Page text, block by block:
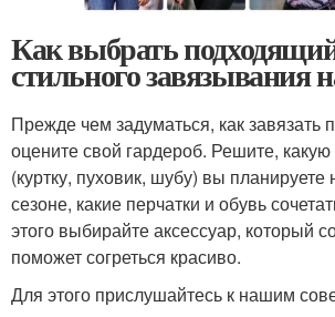
Как выбрать
стильного завязывания
Прежде чем задуматься, как
оцените свой гардероб. Решите,
(куртку, пуховик, шубу) вы планируете
сезоне, какие перчатки и обувь
этого выбирайте аксессуар, который
поможет согреться красиво.
Для этого прислушайтесь к нашим